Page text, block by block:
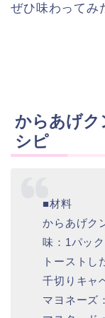
ぜひ味わってみ
からあげク
シピ
■材料
からあげク
味：1パック
トーストし
千切りキャ
マヨネーズ